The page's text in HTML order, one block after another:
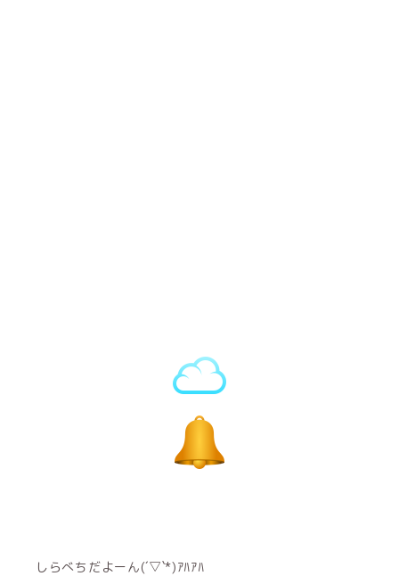
しらべちだよーん(´▽`*)ｱﾊｱﾊ